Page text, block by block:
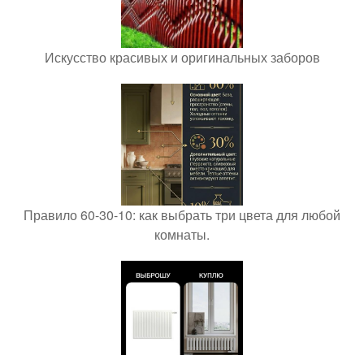
Искусство красивых и оригинальных заборов
Правило 60-30-10: как выбрать три цвета для любой
комнаты.